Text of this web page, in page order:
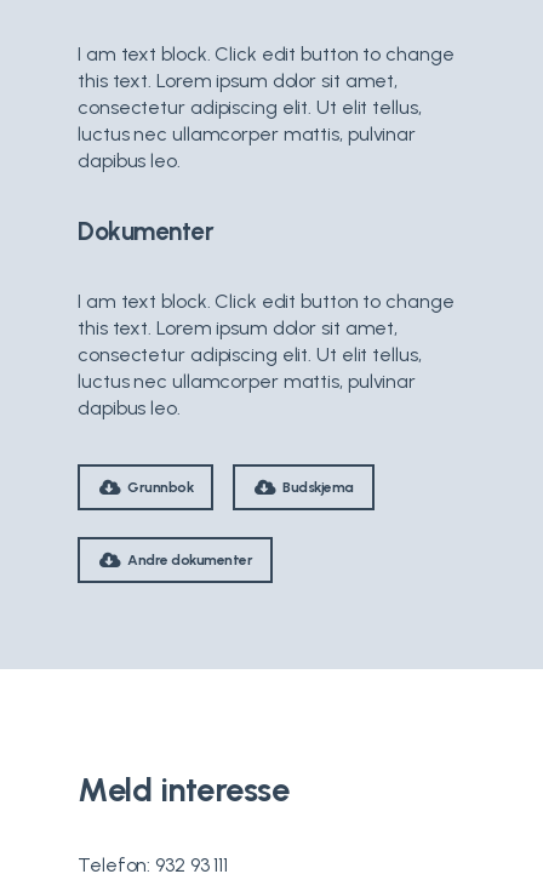
I am text block. Click edit button to change
this text. Lorem ipsum dolor sit amet,
consectetur adipiscing elit. Ut elit tellus,
luctus nec ullamcorper mattis, pulvinar
dapibus leo.
Dokumenter
I am text block. Click edit button to change
this text. Lorem ipsum dolor sit amet,
consectetur adipiscing elit. Ut elit tellus,
luctus nec ullamcorper mattis, pulvinar
dapibus leo.
Grunnbok Budskjema
Andre dokumenter
Meld interesse
Telefon: 932 93 111